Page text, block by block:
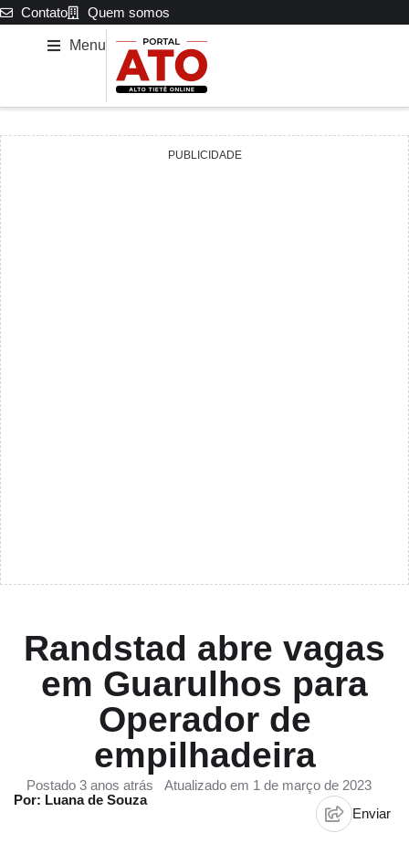
Contato Quem somos
Menu
PUBLICIDADE
Randstad abre vagas
em Guarulhos para
Operador de
empilhadeira
Postado 3 anos atrás
Atualizado em 1 de março de 2023
Por: Luana de Souza
Enviar